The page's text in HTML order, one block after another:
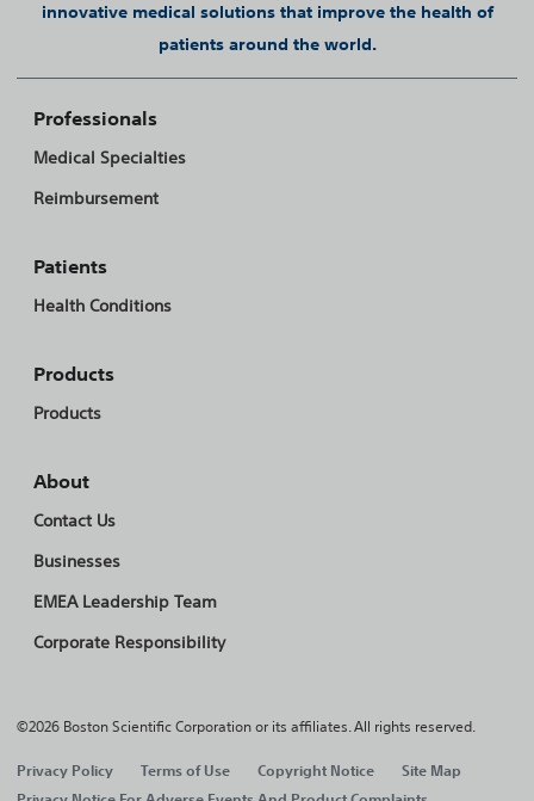
innovative medical solutions that improve the health of
patients around the world.
Professionals
Medical Specialties
Reimbursement
Patients
Health Conditions
Products
Products
About
Contact Us
Businesses
EMEA Leadership Team
Corporate Responsibility
©2026 Boston Scientific Corporation or its affiliates. All rights reserved.
Privacy Policy Terms of Use Copyright Notice
Site Map